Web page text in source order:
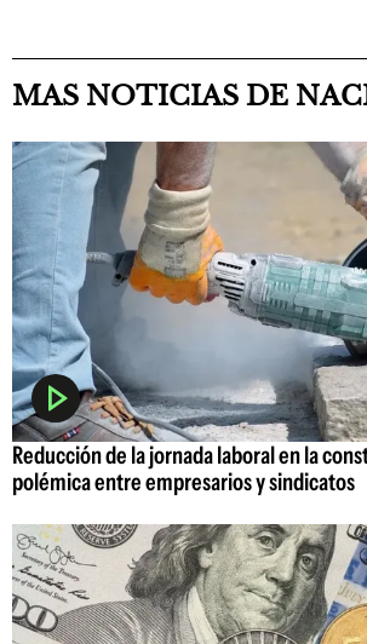
MAS NOTICIAS DE
Reducción de la jornada laboral en la
polémica entre empresarios y sindicatos